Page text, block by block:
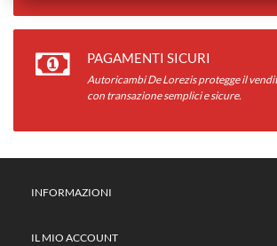
PAGAMENTI SICURI
Autoricambi De Lorezis protegge il
con transazione semplici e sicure.
INFORMAZIONI
IL MIO ACCOUNT